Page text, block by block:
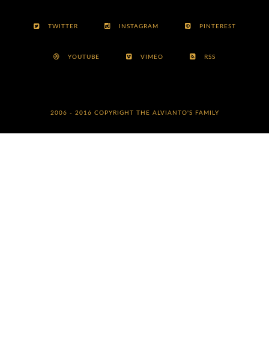
TWITTER INSTAGRAM PINTEREST
YOUTUBE VIMEO RSS
2006 - 2016 COPYRIGHT THE ALVIANTO'S FAMILY